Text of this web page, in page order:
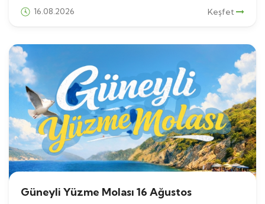
16.08.2026 Keşfet
Güneyli Yüzme Molası 16 Ağustos